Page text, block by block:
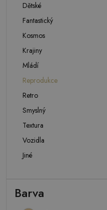
Dětské
Fantastický
Kosmos
Krajiny
Mládí
Reprodukce
Retro
Smyslný
Textura
Vozidla
Jiné
Barva